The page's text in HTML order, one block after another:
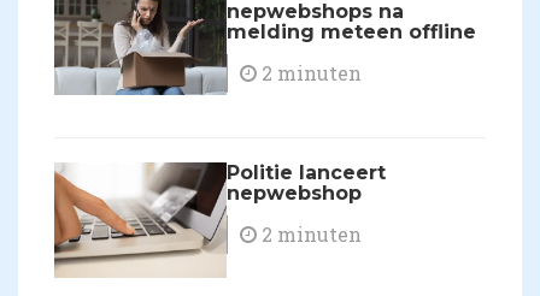
nepwebshops na
melding meteen offline
2 minuten
Politie lanceert
nepwebshop
2 minuten